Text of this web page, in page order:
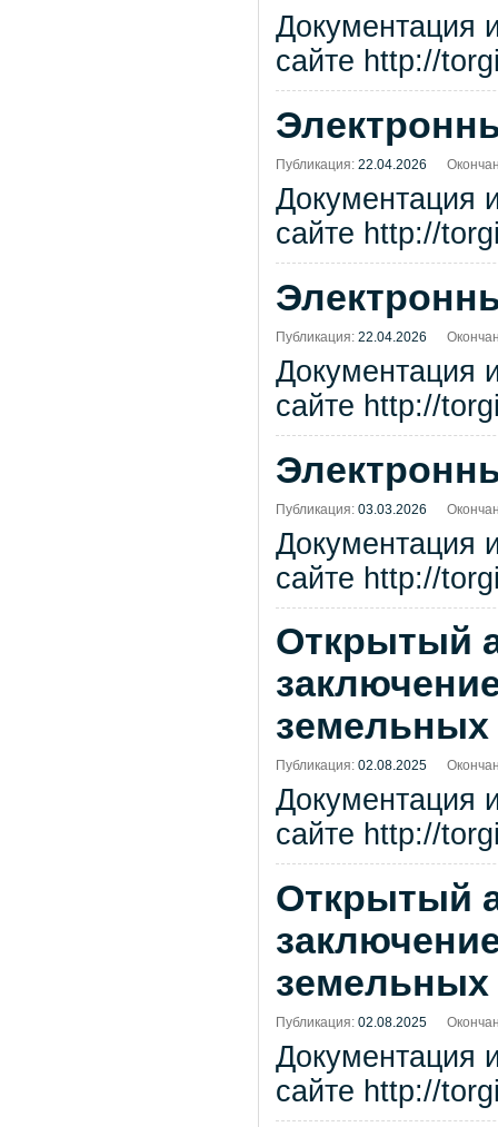
Документация
сайте http://
Публикация: 22.04.2026
Документация
сайте http://
Публикация: 22.04.2026
Документация
сайте http://
Публикация: 03.03.2026
Документация
сайте http://
Открытый
земельных
Публикация: 02.08.2025
Документация
сайте http://
Открытый
земельных
Публикация: 02.08.2025
Документация
сайте http://